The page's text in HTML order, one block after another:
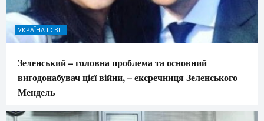
УКРАЇНА І СВІТ
Зеленський – головна проблема та основний
вигодонабувач цієї війни, – ексречниця Зеленського
Мендель